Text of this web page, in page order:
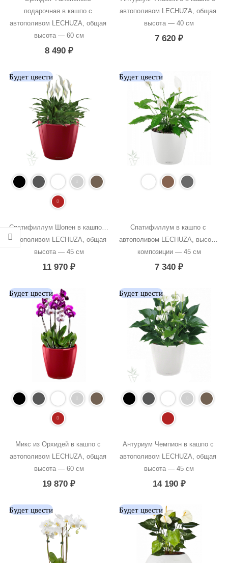
подарочная в кашпо с
автополивом LECHUZA, общая
высота — 60 см
8 490 ₽
автополивом LECHUZA, общая
высота — 40 см
7 620₽
Будет цвести
Спатифиллум Шопен в кашпо с
автополивом LECHUZA, общая
высота — 45 см
11 970₽
Будет цвести
Спатифиллум в кашпо с
автополивом LECHUZA, высота
композиции — 45 см
7 340₽
Будет цвести
Микс из Орхидей в кашпо с
автополивом LECHUZA, общая
высота — 60 см
19 870₽
Будет цвести
Антуриум Чемпион в кашпо с
автополивом LECHUZA, общая
высота — 45 см
14 190 ₽
Будет цвести Будет цвести